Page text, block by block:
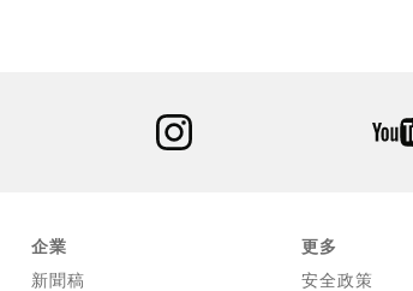
instagram
企業
新聞稿
更多
安全政策